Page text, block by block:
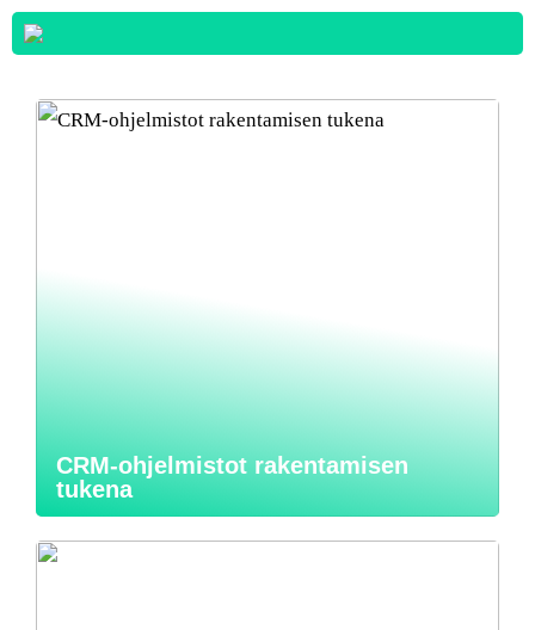
CRM-ohjelmistot rakentamisen
tukena